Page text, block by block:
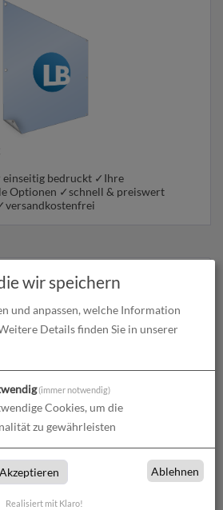
einseitig bedruckt ✓Ihre
Optionen ✓schnell & preiswert
Banner
wir speichern
und anpassen, welche Information
Details finden Sie in unserer
(immer notwendig)
Cookies, um die
zu gewährleisten
Akzeptieren Ablehnen
Realisiert mit Klaro!